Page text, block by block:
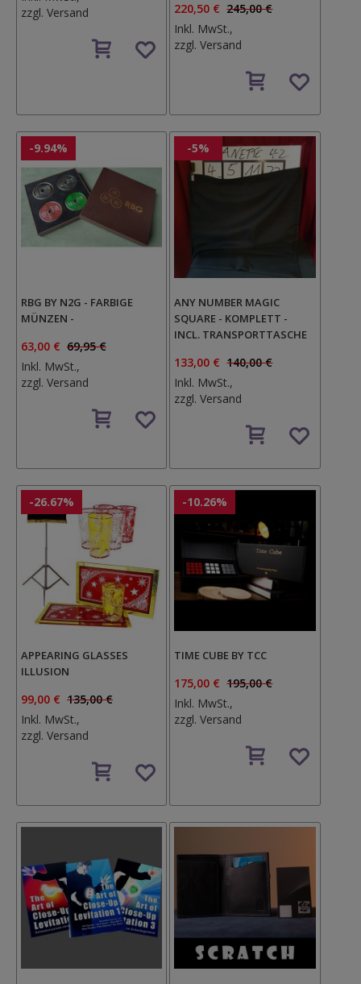
zzgl. Versand
den
220,50 € 245,00 €
Inkl. MwSt.,
zzgl.Versand
den
-9.94%
RBG BY N2G - FARBIGE
MÜNZEN -
63,00 € 69,95 €
Inkl. MwSt.,
zzgl. Versand
den
-5%
ANY NUMBER MAGIC
SQUARE - KOMPLETT -
INCL. TRANSPORTTASCHE
133,00 € 140,00 €
Inkl. MwSt.,
zzgl.Versand
den
-26.67%
APPEARING GLASSES
ILLUSION
99,00 € 135,00 €
Inkl. MwSt.,
zzgl. Versand
den
-10.26%
TIME CUBE BY TCC
175,00 € 195,00 €
Inkl. MwSt.,
zzgl.Versand
den